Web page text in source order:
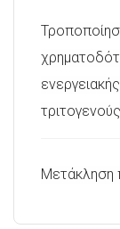
Μετάκληση